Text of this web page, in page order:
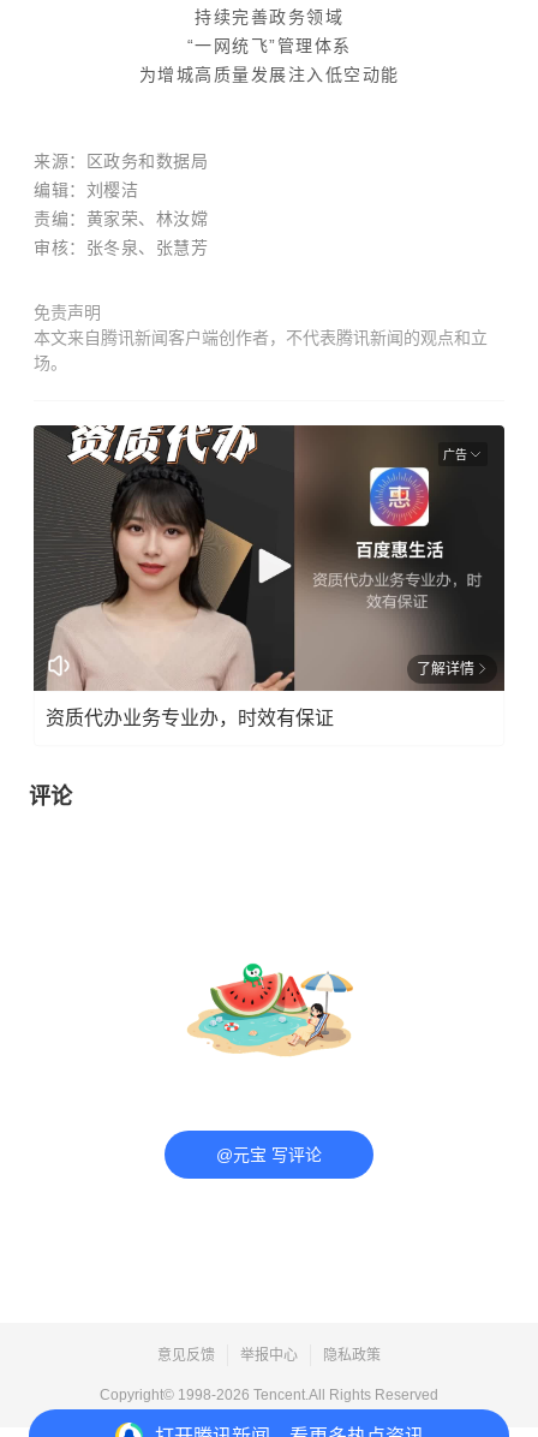
持续完善政务领域
“一网统飞”管理体系
为增城高质量发展注入低空动能
来源：
区政务和数据局
编辑：刘樱洁
责编：黄家荣、林汝嫦
审核： 张冬泉、 张慧芳
免责声明
本文来自腾讯新闻客户端创作者，不代表腾讯新闻的观点和立
场。
广告
了解详情
资质代办业务专业办，时效有保证
评论
@元宝 写评论
意见反馈 举报中心 隐私政策
Copyright© 1998-2026 Tencent.All Rights Reserved